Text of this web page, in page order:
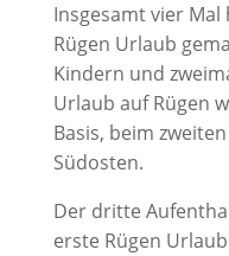
Insgesamt vier
Rügen Urlaub
Kindern und
Urlaub auf Rügen
Basis, beim
Südosten.
Der dritte
erste Rügen